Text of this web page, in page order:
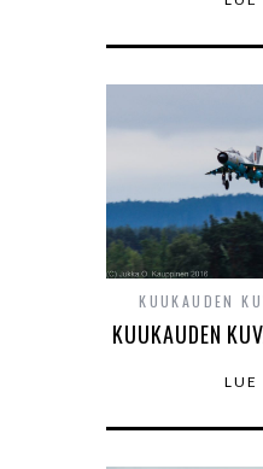
KUUKAUDEN
KUUKAUDEN
LUE